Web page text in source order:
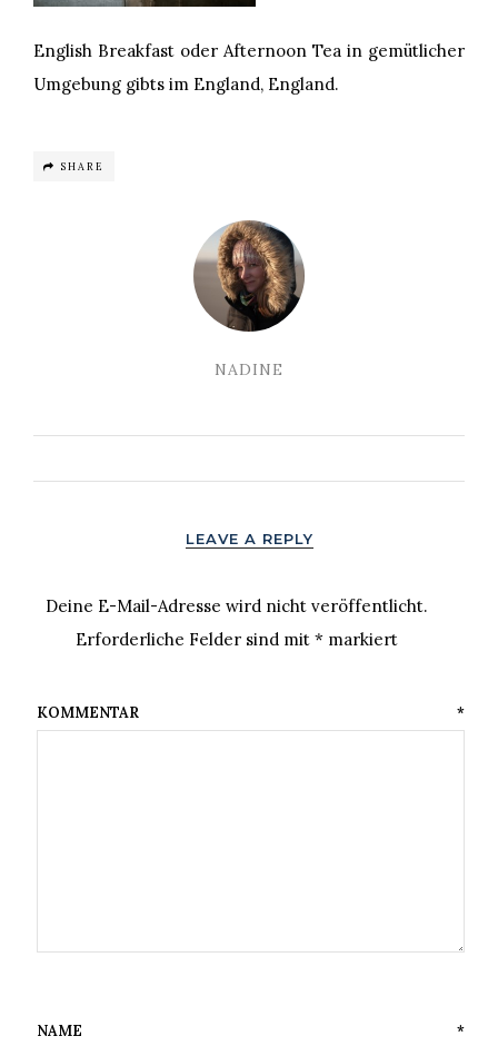
English Breakfast oder Afternoon Tea in gemütlicher
Umgebung gibts im England, England.
SHARE
NADINE
LEAVE A REPLY
Deine E-Mail-Adresse wird nicht veröffentlicht.
Erforderliche Felder sind mit* markiert
KOMMENTAR *
NAME *